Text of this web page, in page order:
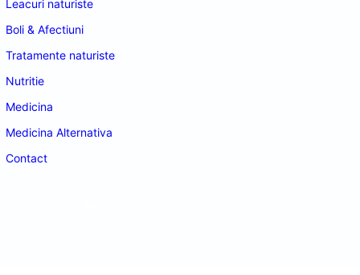
Leacuri naturiste
Boli & Afectiuni
Tratamente naturiste
Nutritie
Medicina
Medicina Alternativa
Contact